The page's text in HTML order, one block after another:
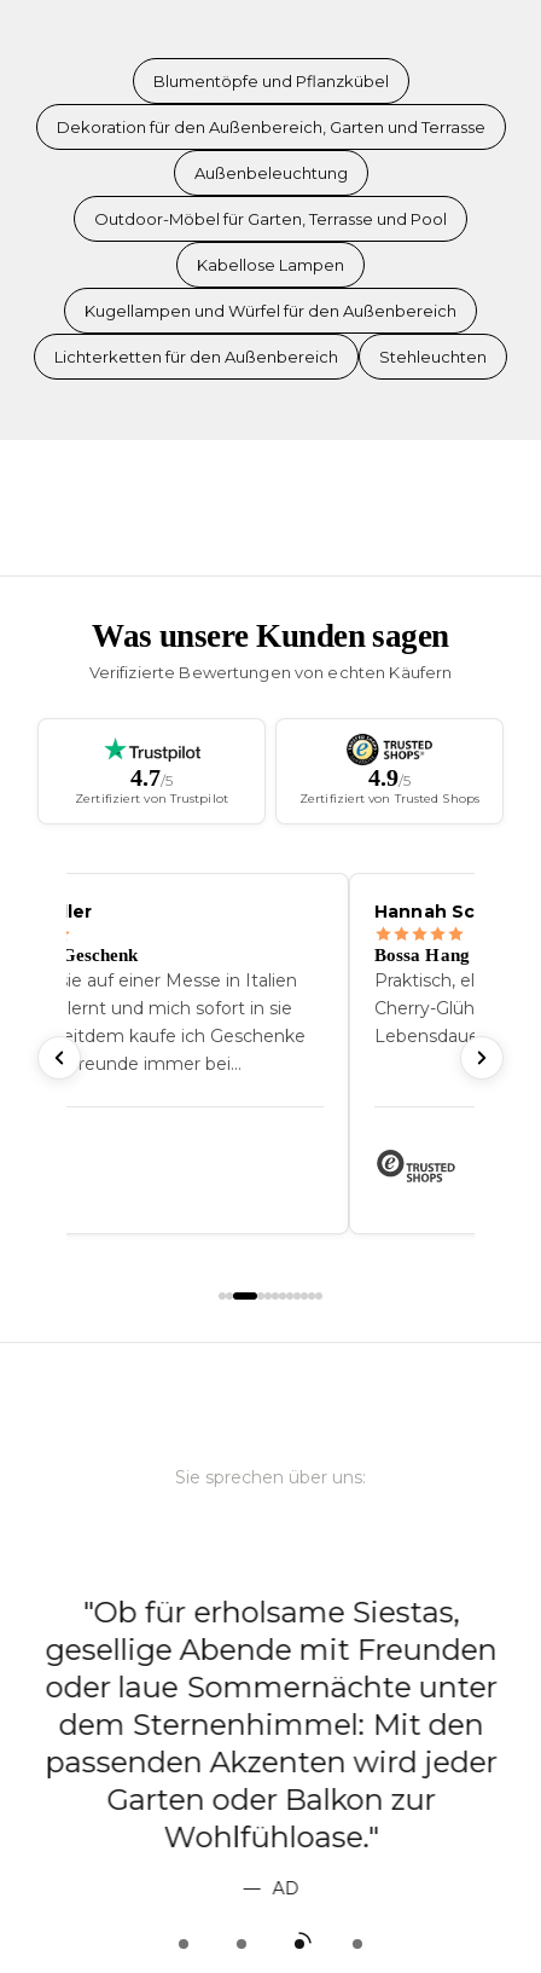
Blumentöpfe und Pflanzkübel
Dekoration für den Außenbereich, Garten und Terrasse
Außenbeleuchtung
Outdoor-Möbel für Garten, Terrasse und Pool
Kabellose Lampen
Kugellampen und Würfel für den Außenbereich
Lichterketten für den Außenbereich Stehleuchten
Was unsere Kunden sagen
Verifizierte Bewertungen von echten Käufern
4.7/5
Zertifiziert von Trustpilot
4.9/5
Zertifiziert von Trusted Shops
Muller
beste Geschenk
habe sie auf einer Messe in Italien
und mich sofort in sie
Seitdem kaufe ich Geschenke
meine Freunde immer bei
Hannah Schofer
Bossa Hang
Praktisch, elegant
Cherry-Glühbirne
Lebensdauer.
Sie sprechen über uns:
"Ob für erholsame Siestas,
gesellige Abende mit Freunden
oder laue Sommernächte unter
dem Sternenhimmel: Mit den
passenden Akzenten wird jeder
Garten oder Balkon zur
Wohlfühloase."
AD